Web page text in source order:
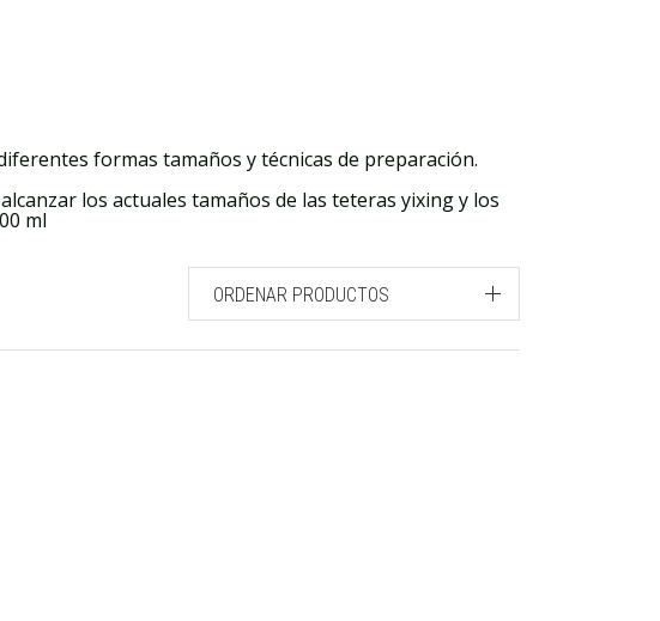
formas tamaños y técnicas de preparación.
los actuales tamaños de las teteras yixing y los
ml
ORDENAR PRODUCTOS